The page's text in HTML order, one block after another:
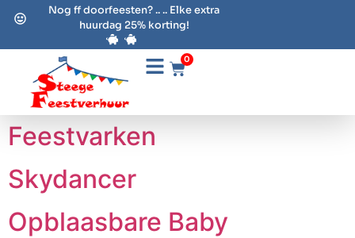
Nog ff doorfeesten? .. .. Elke extra
huurdag 25% korting!
0
Feestvarken
Skydancer
Opblaasbare Baby